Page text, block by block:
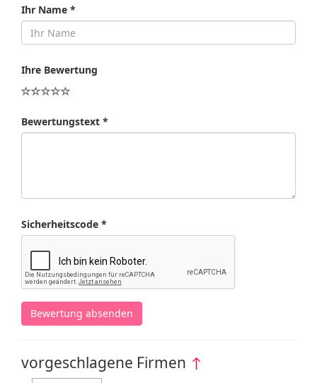
Ihr Name *
Ihre Bewertung
Bewertungstext *
Sicherheitscode *
Bewertung absenden
vorgeschlagene Firmen ↑